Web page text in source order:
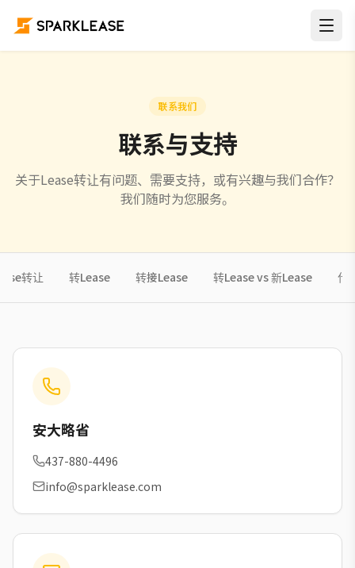
联系我们
联系与支持
关于Lease转让有问题、需要支持，或有兴趣与我们合作？
我们随时为您服务。
转让 转Lease 转接Lease 转Lease vs 新Lease 什
安大略省
437-880-4496
info@sparklease.com